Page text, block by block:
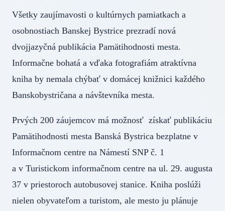
Všetky zaujímavosti o kultúrnych pamiatkach a
osobnostiach Banskej Bystrice prezradí nová
dvojjazyčná publikácia Pamätihodnosti mesta.
Informačne bohatá a vďaka fotografiám atraktívna
kniha by nemala chýbať v domácej knižnici každého
Banskobystričana a návštevníka mesta.
Prvých 200 záujemcov má možnosť získať publikáciu
Pamätihodnosti mesta Banská Bystrica bezplatne v
Informačnom centre na Námestí SNP č. 1
a v Turistickom informačnom centre na ul. 29. augusta
37 v priestoroch autobusovej stanice. Kniha poslúži
nielen obyvateľom a turistom, ale mesto ju plánuje